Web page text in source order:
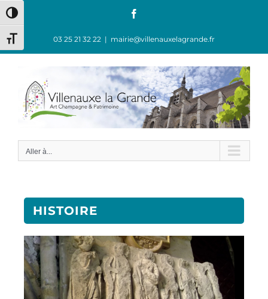
Passer en contraste élevé
Changer la taille de la police
03 25 21 32 22 | mairie@villenauxelagrande.fr
Aller à...
HISTOIRE